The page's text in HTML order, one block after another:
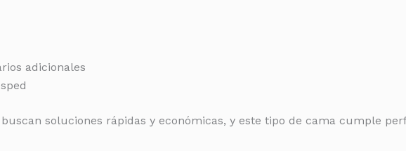
adicionales
soluciones rápidas y económicas, y este tipo de cama cumple